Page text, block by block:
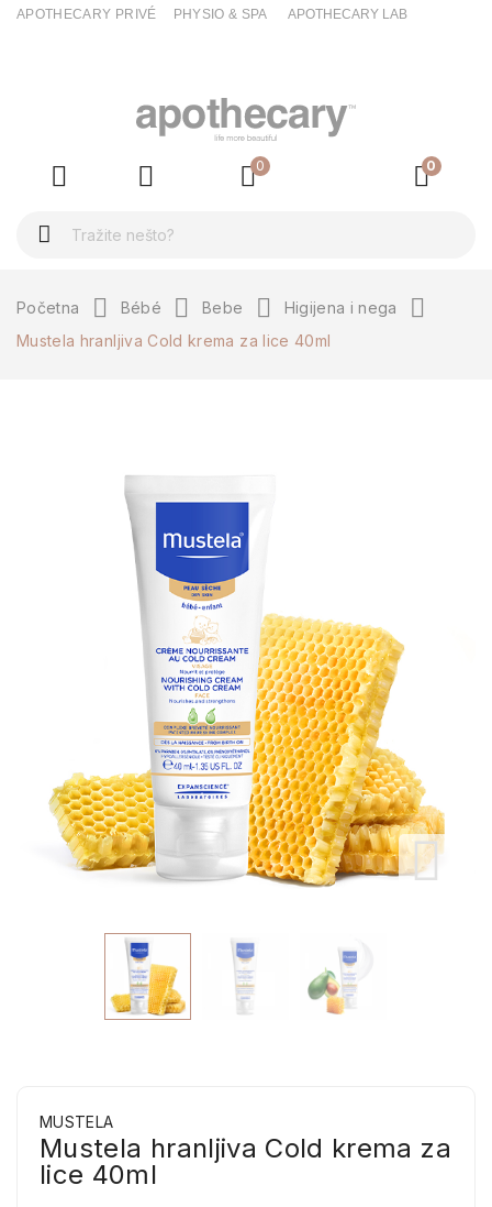
APOTHECARY PRIVÉ PHYSIO & SPA APOTHECARY LAB
0 0
Početna Bébé Bebe
Higijena i nega
Mustela hranljiva Cold krema za lice 40ml
MUSTELA
Mustela hranljiva Cold krema za
lice 40ml